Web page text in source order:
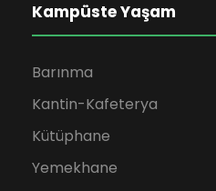
Kampüste Yaşam
Barınma
Kantin-Kafeterya
Kütüphane
Yemekhane